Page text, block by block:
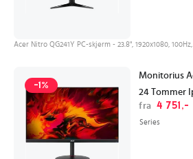
Acer Nitro QG241Y PC-skjerm - 23.8", 1920x1080,
-1%
Monitorius
24 Tommer
fra 4 751,-
Series